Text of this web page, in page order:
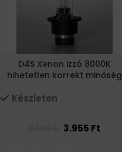
D4S Xenon izzó 8000K
hihetetlen korrekt minőség
Készleten
3.955 Ft